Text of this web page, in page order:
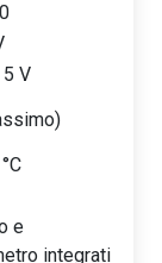
5 V
e
integrati